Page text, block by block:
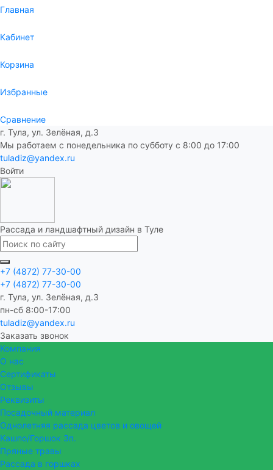
Главная
Кабинет
Корзина
Избранные
Сравнение
г. Тула, ул. Зелёная, д.3
Мы работаем с понедельника по субботу с 8:00 до 17:00
tuladiz@yandex.ru
Войти
Рассада и ландшафтный дизайн в Туле
+7 (4872) 77-30-00
+7 (4872) 77-30-00
г. Тула, ул. Зелёная, д.3
пн-сб 8:00-17:00
tuladiz@yandex.ru
Заказать звонок
Компания
О нас
Сертификаты
Отзывы
Реквизиты
Посадочный материал
Однолетняя рассада цветов и овощей
Кашпо/Горшок 3п.
Пряные травы
Рассада в горшках